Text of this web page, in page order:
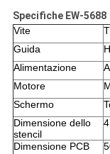
Specifiche EW-5688
Vite
Guida
Alimentazione
Motore
Schermo
Dimensione dello
stencil
Dimensione PCB